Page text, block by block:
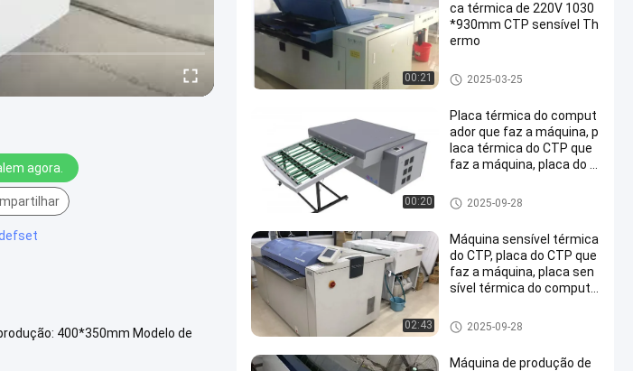
agora.
400*350mm Modelo de
00:21
ca térmica de 220V 1030
*930mm CTP sensível Th
ermo
máquina térmica do CTP
2025-03-25
00:20
Placa térmica do comput
ador que faz a máquina, p
laca térmica do CTP que
faz a máquina, placa do C
máquina térmica do CTP
2025-09-28
02:43
Máquina sensível térmica
do CTP, placa do CTP que
faz a máquina, placa sen
sível térmica do computa
máquina térmica do CTP
2025-09-28
Máquina de produção de